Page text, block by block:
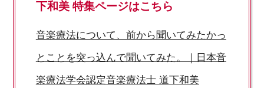
下和美 特集ページはこちら
音楽療法について、前から聞いてみたかっ
とことを突っ込んで聞いてみた。｜日本音
楽療法学会認定音楽療法士 道下和美